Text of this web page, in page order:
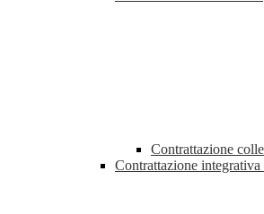
Contrattazione
Contrattazione integrativa